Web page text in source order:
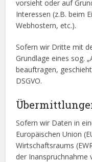
vorsieht oder auf
Interessen (z.B. beim
Webhostern, etc.).
Sofern wir Dritte mit
Grundlage eines sog.
beauftragen,
DSGVO.
Sofern wir Daten in
Europäischen Union
Wirtschaftsraums
der